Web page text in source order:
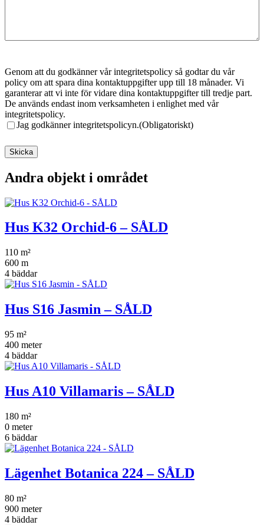
Samtycke(Obligatoriskt)
Genom att du godkänner vår integritetspolicy så godtar du vår
policy om att spara dina kontaktuppgifter upp till 18 månader. Vi
garanterar att vi inte för vidare dina kontaktuppgifter till tredje part.
De används endast inom verksamheten i enlighet med vår
integritetspolicy.
Jag godkänner integritetspolicyn.(Obligatoriskt)
Andra objekt i området
Hus K32 Orchid-6 – SÅLD
110 m²
600 m
4 bäddar
Hus S16 Jasmin – SÅLD
95 m²
400 meter
4 bäddar
Hus A10 Villamaris – SÅLD
180 m²
0 meter
6 bäddar
Lägenhet Botanica 224 – SÅLD
80 m²
900 meter
4 bäddar